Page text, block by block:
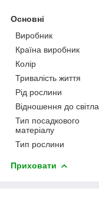
Основні
Виробник
Країна виробник
Колір
Тривалість життя
Рід рослини
Відношення до світла
Тип посадкового
матеріалу
Тип рослини
Приховати